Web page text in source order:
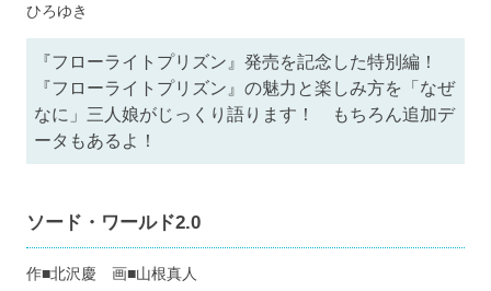
ひろゆき
『フローライトプリズン』発売を記念した特別編！
『フローライトプリズン』の魅力と楽しみ方を「なぜ
なに」三人娘がじっくり語ります！ もちろん追加デ
ータもあるよ！
ソード・ワールド2.0
作■北沢慶 画■山根真人